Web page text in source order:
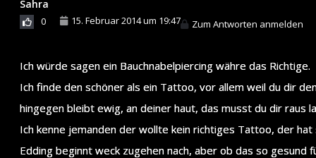
Sahra
0 15. Februar 2014 um 19:47 Zum Antworten anmelden
Ich würde sagen ein Bauchnabelpiercing währe das Richtige.
Ich finde den schöner als ein Tattoo, vor allem weil du dir
hingegen bleibt ewig, an deiner haut, das musst du dir raus
Ich kenne jemanden der wollte kein richtiges Tattoo, der
Edding beginnt weck zugehen nach, aber ob das so gesund